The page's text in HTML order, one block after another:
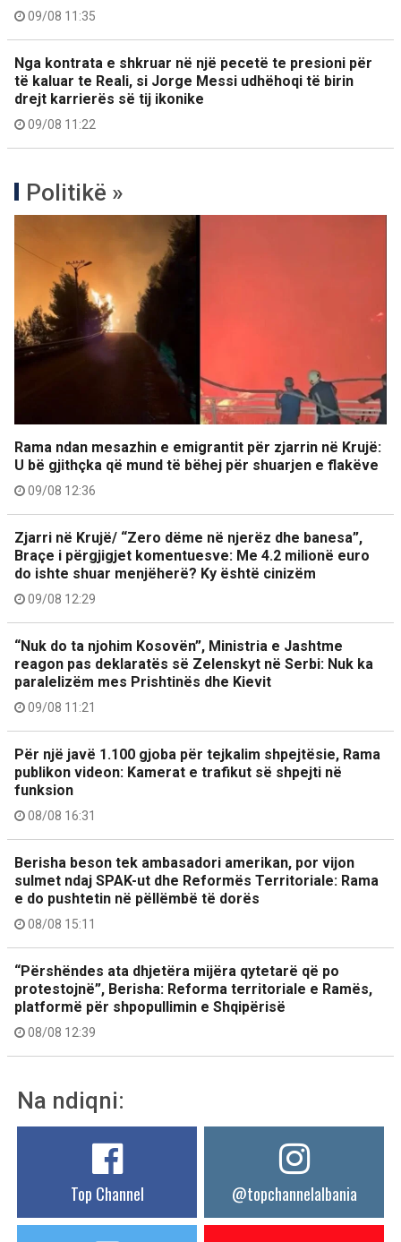
09/08 11:35
Nga kontrata e shkruar në një pecetë te presioni për
të kaluar te Reali, si Jorge Messi udhëhoqi të birin
drejt karrierës së tij ikonike
09/08 11:22
Politikë »
Rama ndan mesazhin e emigrantit për zjarrin në Krujë:
U bë gjithçka që mund të bëhej për shuarjen e flakëve
09/08 12:36
Zjarri në Krujë/ “Zero dëme në njerëz dhe banesa”,
Braçe i përgjigjet komentuesve: Me 4.2 milionë euro
do ishte shuar menjëherë? Ky është cinizëm
09/08 12:29
“Nuk do ta njohim Kosovën”, Ministria e Jashtme
reagon pas deklaratës së Zelenskyt në Serbi: Nuk ka
paralelizëm mes Prishtinës dhe Kievit
09/08 11:21
Për një javë 1.100 gjoba për tejkalim shpejtësie, Rama
publikon videon: Kamerat e trafikut së shpejti në
funksion
08/08 16:31
Berisha beson tek ambasadori amerikan, por vijon
sulmet ndaj SPAK-ut dhe Reformës Territoriale: Rama
e do pushtetin në pëllëmbë të dorës
08/08 15:11
“Përshëndes ata dhjetëra mijëra qytetarë që po
protestojnë”, Berisha: Reforma territoriale e Ramës,
platformë për shpopullimin e Shqipërisë
08/08 12:39
Na ndiqni:
Top Channel @topchannelalbania